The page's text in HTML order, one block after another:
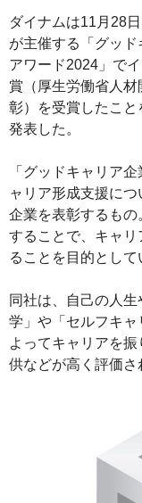
ダイナムは11月28
が主催する「グッド
アワード2024」で
賞（厚生労働省人材
彰）を受賞したこと
発表した。
「グッドキャリア
ャリア形成支援に
企業を表彰するも
することで、キャ
ることを目的として
同社は、自己の人
学」や「セルフキ
よってキャリアを
供などが高く評価さ